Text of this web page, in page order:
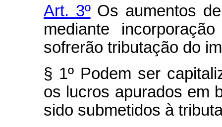
Art. 3ºOs aumentos
mediante
sofrerão tributação do
§ 1º Podem ser
os lucros apurados em
sido submetidos à